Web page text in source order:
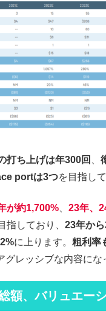
打ち上げは年300回
portは3つを目指し
が約1,700% 23年、
指しており、 23年か
に上ります。 粗利率
グレッシブな内容にな
額、バリュエー